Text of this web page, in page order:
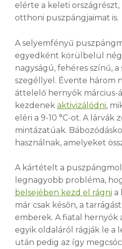
elérte a keleti
otthoni puszpángjaimat is.
A selyemfényű
egyedként körülbelül
nagyságú, fehéres színű, a
szegéllyel. Évente három
áttelelő hernyók március-
kezdenek aktivizálódni,
eléri a 9-10 °C-ot. A lárvák
mintázatúak.
használnak, amelyeket
A kártételt a
legnagyobb probléma,
belsejében kezd el rágni a
már csak későn, a
emberek. A fiatal hernyók
egyik oldaláról rágják le a
után pedig az így